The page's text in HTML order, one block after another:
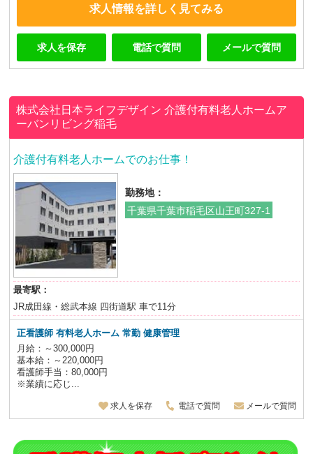
求人情報を詳しく見てみる
求人を保存 電話で質問 メールで質問
株式会社日本ライフデザイン介護付有料老人ホームア
ーバンリビング稲毛
介護付有料老人ホームでのお仕事！
勤務地：
千葉県千葉市稲毛区山王町327-1
最寄駅：
JR成田線・総武本線 四街道駅 車で11分
正看護師 有料老人ホーム 常勤 健康管理
月給：～300,000円
基本給：～220,000円
看護師手当：80,000円
※業績に応じ...
求人を保存 電話で質問 メールで質問